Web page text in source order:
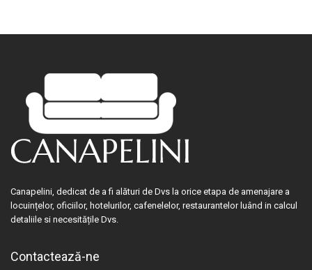
Canapelini, dedicat de a fi alături de Dvs la orice etapa de amenajare a
locuințelor, oficiilor, hotelurilor, cafenelelor, restaurantelor luând in calcul
detaliile si necesitățile Dvs.
Contactează-ne